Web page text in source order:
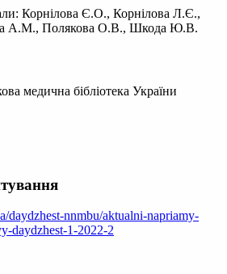
Корнілова Є.О., Корнілова Л.Є.,
А.М., Полякова О.В., Шкода Ю.В.
медична бібліотека України
daydzhest-nnmbu/aktualni-napriamy-
daydzhest-1-2022-2